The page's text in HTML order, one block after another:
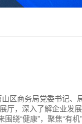
区商务局党委书记、
厅，深入了解企业发
绕“健康”，聚焦“有机